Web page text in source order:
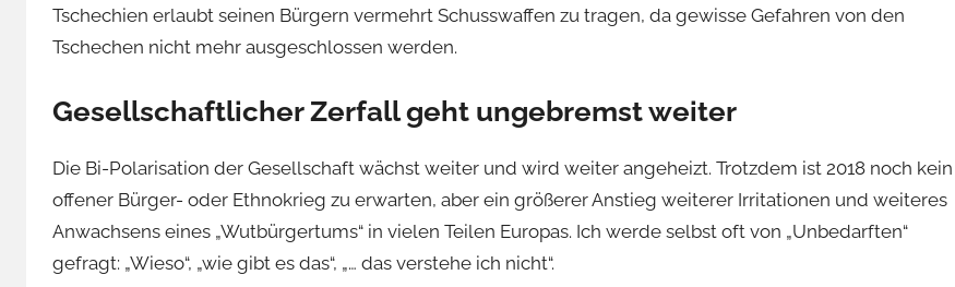
Tschechien erlaubt seinen Bürgern vermehrt Schusswaffen zu tragen, da gewisse Gefahren von den
Tschechen nicht mehr ausgeschlossen werden.
Gesellschaftlicher Zerfall geht ungebremst weiter
Die Bi-Polarisation der Gesellschaft wächst weiter und wird weiter angeheizt. Trotzdem ist 2018 noch kein
offener Bürger- oder Ethnokrieg zu erwarten, aber ein größerer Anstieg weiterer Irritationen und weiteres
Anwachsens eines „Wutbürgertums“ in vielen Teilen Europas. Ich werde selbst oft von „Unbedarften“
gefragt: „Wieso“, „wie gibt es das“, „… das verstehe ich nicht“.